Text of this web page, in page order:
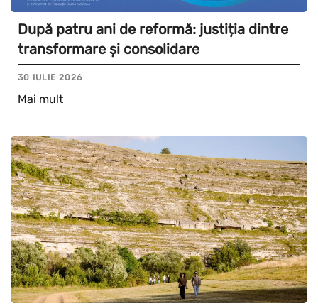
După patru ani de reformă: justiția dintre
transformare și consolidare
30 IULIE 2026
Mai mult